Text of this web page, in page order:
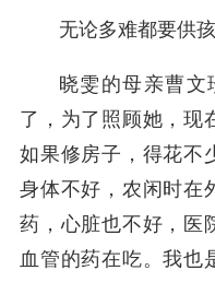
无论多难都要供
晓雯的母亲曹文
了，为了照顾她，现
如果修房子，得花不
身体不好，农闲时在
药，心脏也不好，医
血管的药在吃。我也